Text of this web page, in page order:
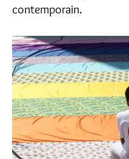
contemporain.